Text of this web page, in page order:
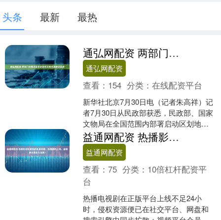
头条 最新 最热
通弘网配资 两部门部署启动区划地名文物名录建设试点
通弘网配资
查看： 154 分类：在线配资平台
新华社北京7月30日电（记者朱高祥）记
者7月30日从民政部获悉，民政部、国家
文物局在全国范围内部署启动区划地名
文物名录建设试点，以进一步推进行政
区划历史文化和地....
益通网配资 热播影视剧遭侵权乱象调查：热播剧刚上线，盗版却已更新大结局？
益通网配资
查看：75 分类： 10倍杠杆配资平
台
热播电视剧在正版平台上线不足24小
时，侵权资源便已在社交平台、网盘和